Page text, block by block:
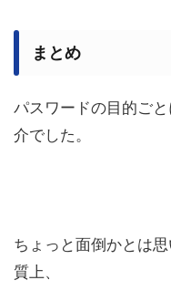
まとめ
パスワードの目的ご
介でした。
ちょっと面倒かとは
質上、